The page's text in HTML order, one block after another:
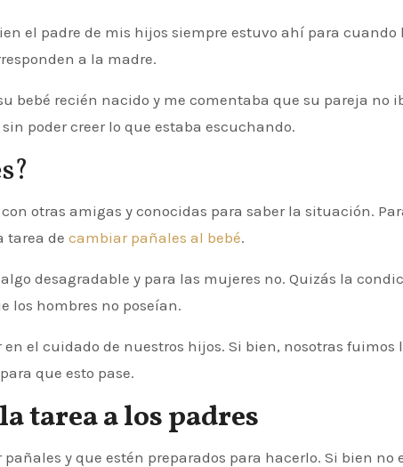
a la madre.
bebé recién nacido y me comentaba que su pareja no
poder creer lo que estaba escuchando.
otras amigas y conocidas para saber la situación.
tarea de cambiar pañales al bebé.
desagradable y para las mujeres no. Quizás la
los hombres no poseían.
el cuidado de nuestros hijos. Si bien, nosotras
que esto pase.
tarea a los padres
y que estén preparados para hacerlo. Si bien no